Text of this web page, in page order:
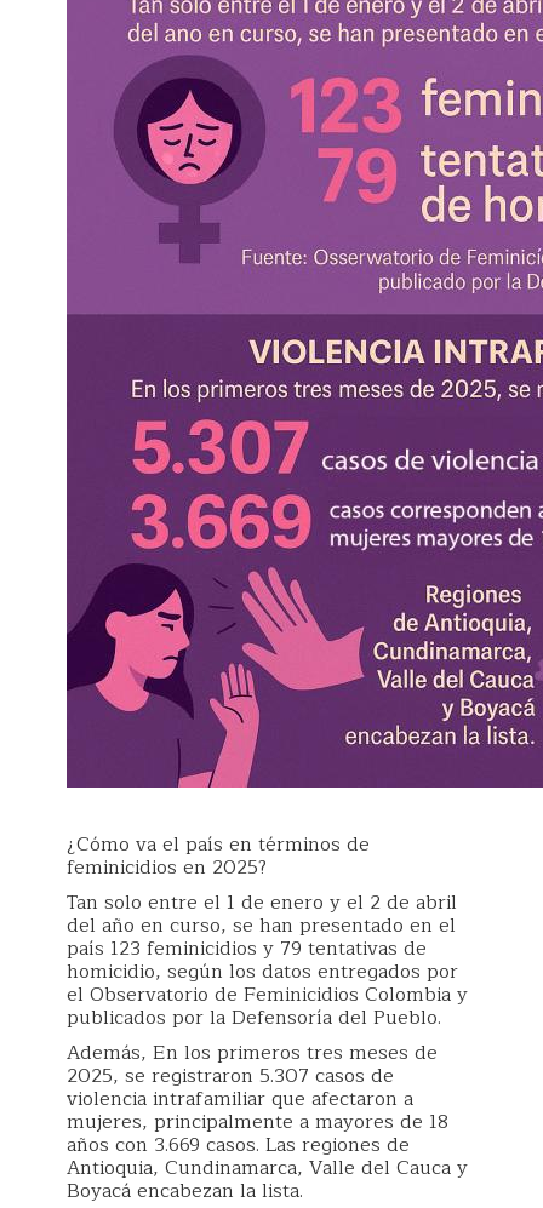
¿Cómo va el país en términos de
feminicidios en 2025?
Tan solo entre el 1 de enero y el 2 de abril
del año en curso, se han presentado en el
país 123 feminicidios y 79 tentativas de
homicidio, según los datos entregados por
el Observatorio de Feminicidios Colombia y
publicados por la Defensoría del Pueblo.
Además, En los primeros tres meses de
2025, se registraron 5.307 casos de
violencia intrafamiliar que afectaron a
mujeres, principalmente a mayores de 18
años con 3.669 casos. Las regiones de
Antioquia, Cundinamarca, Valle del Cauca y
Boyacá encabezan la lista.